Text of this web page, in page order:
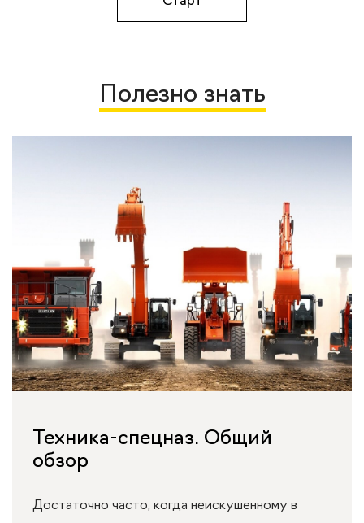
Полезно знать
Техника-спецназ. Общий
обзор
Достаточно часто, когда неискушенному в